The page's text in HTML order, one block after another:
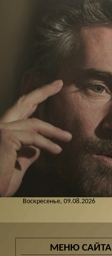
Воскресенье, 09.08.2026
МЕНЮ САЙТА